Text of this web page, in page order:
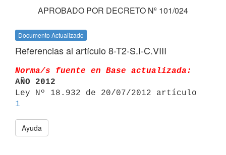
APROBADO POR DECRETO Nº 101/024
Documento Actualizado
Referencias al artículo 8-T2-S.I-C.VIII
Norma/s fuente en Base actualizada:
AÑO 2012
1
Ayuda